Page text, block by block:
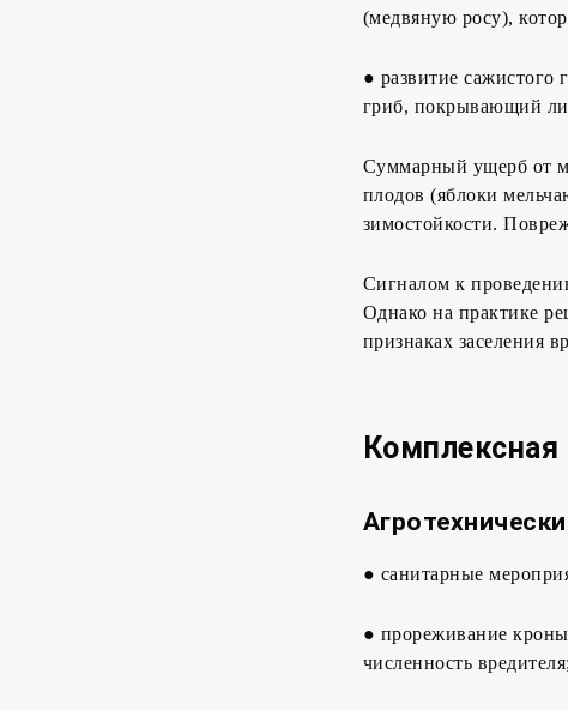
(медвяную росу),
● развитие сажистого
гриб, покрывающий
Суммарный ущерб от
плодов (яблоки
зимостойкости.
Сигналом к
Однако на практике
признаках заселения
● санитарные
● прореживание
численность вредителя;